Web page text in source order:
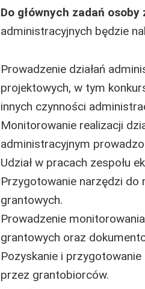
Do głównych zadań
administracyjnych będzie
Prowadzenie działań
projektowych, w tym
innych czynności
Monitorowanie realizacji
administracyjnym
Udział w pracach zespołu
Przygotowanie narzędzi
grantowych.
Prowadzenie
grantowych oraz
Pozyskanie i
przez grantobiorców.